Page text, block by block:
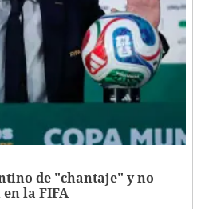
de "chantaje" y no
la FIFA